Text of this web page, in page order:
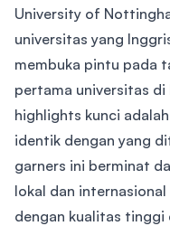
University of
universitas yang
membuka pintu pada
pertama universitas di
highlights kunci
identik dengan yang
garners ini berminat
lokal dan
dengan kualitas tinggi